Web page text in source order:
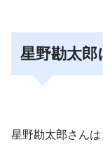
星野勘太郎
星野勘太郎さん